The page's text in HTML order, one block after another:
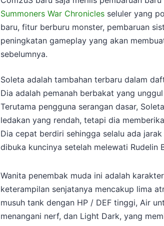
Summoners War Chronicles seluler yang
baru, fitur berburu monster, pembaruan
peningkatan gameplay yang akan
sebelumnya.
Soleta adalah tambahan terbaru dalam
Dia adalah pemanah berbakat yang
Terutama pengguna serangan dasar,
ledakan yang rendah, tetapi dia
Dia cepat berdiri sehingga selalu ada
dibuka kuncinya setelah melewati Rudelin
Wanita penembak muda ini adalah
keterampilan senjatanya mencakup lima
musuh tank dengan HP / DEF tinggi, Air
menangani nerf, dan Light Dark, yang